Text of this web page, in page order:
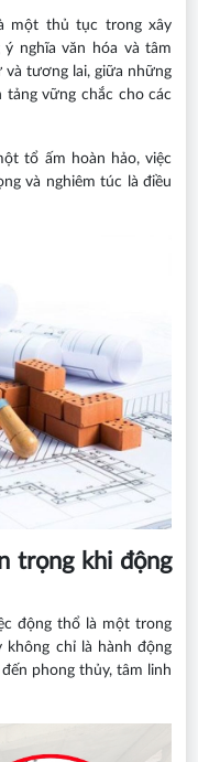
một thủ tục trong xây
nghĩa văn hóa và tâm
và tương lai, giữa những
vững chắc cho các
tổ ấm hoàn hảo, việc
và nghiêm túc là điều
trọng khi động
động thổ là một trong
chỉ là hành động
phong thủy, tâm linh